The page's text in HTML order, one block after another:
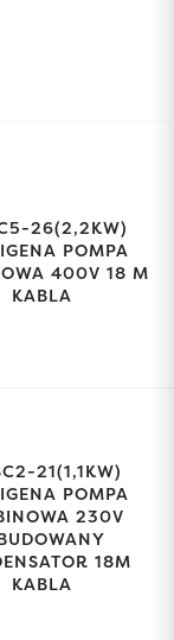
26(2,2KW)
POMPA
400V 18 M
KABLA
21(1,1KW)
POMPA
230V
18M
KABLA